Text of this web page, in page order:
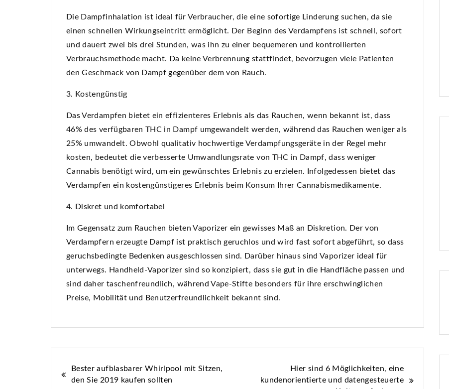
Die Dampfinhalation ist ideal für Verbraucher, die eine sofortige Linderung suchen, da sie
einen schnellen Wirkungseintritt ermöglicht. Der Beginn des Verdampfens ist schnell, sofort
und dauert zwei bis drei Stunden, was ihn zu einer bequemeren und kontrollierten
Verbrauchsmethode macht. Da keine Verbrennung stattfindet, bevorzugen viele Patienten
den Geschmack von Dampf gegenüber dem von Rauch.
3. Kostengünstig
Das Verdampfen bietet ein effizienteres Erlebnis als das Rauchen, wenn bekannt ist, dass
46% des verfügbaren THC in Dampf umgewandelt werden, während das Rauchen weniger als
25% umwandelt. Obwohl qualitativ hochwertige Verdampfungsgeräte in der Regel mehr
kosten, bedeutet die verbesserte Umwandlungsrate von THC in Dampf, dass weniger
Cannabis benötigt wird, um ein gewünschtes Erlebnis zu erzielen. Infolgedessen bietet das
Verdampfen ein kostengünstigeres Erlebnis beim Konsum Ihrer Cannabismedikamente.
4. Diskret und komfortabel
Im Gegensatz zum Rauchen bieten Vaporizer ein gewisses Maß an Diskretion. Der von
Verdampfern erzeugte Dampf ist praktisch geruchlos und wird fast sofort abgeführt, so dass
geruchsbedingte Bedenken ausgeschlossen sind. Darüber hinaus sind Vaporizer ideal für
unterwegs. Handheld-Vaporizer sind so konzipiert, dass sie gut in die Handfläche passen und
sind daher taschenfreundlich, während Vape-Stifte besonders für ihre erschwinglichen
Preise, Mobilität und Benutzerfreundlichkeit bekannt sind.
Beitrags-
Bester aufblasbarer Whirlpool mit Sitzen,
den Sie 2019 kaufen sollten
Hier sind 6 Möglichkeiten, eine
kundenorientierte und datengesteuerte